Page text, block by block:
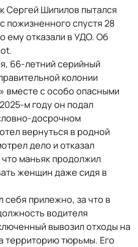
Сергей Шипилов пытался
пожизненного спустя 28
ему отказали в УДО. Об
66-летний серийный
колонии
вместе с особо опасными
м году он подал
досрочном
вернуться в родной
дело и отказал
маньяк продолжил
женщин даже сидя в
себя прилежно, за что в
водителя
вывозил отходы на
территорию тюрьмы. Его